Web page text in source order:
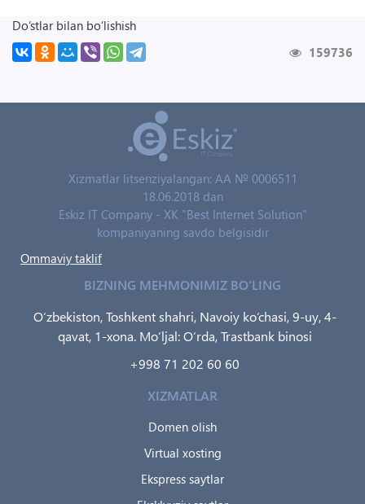
Do‘stlar bilan bo‘lishish
159736
Xizmatlar litsenziyalangan: AA № 0006511
18.06.2018 dan
Eskiz IT Company - XK "Best Internet Solution"
kompaniyaning savdo belgisidir
Ommaviy taklif
BIZNING MEHMONIMIZ BO‘LING
O‘zbekiston, Toshkent shahri, Navoiy ko‘chasi, 9-uy, 4-
qavat, 1-xona. Mo‘ljal: O‘rda, Trastbank binosi
+998 71 202 60 60
XIZMATLAR
Domen olish
Virtual xosting
Ekspress saytlar